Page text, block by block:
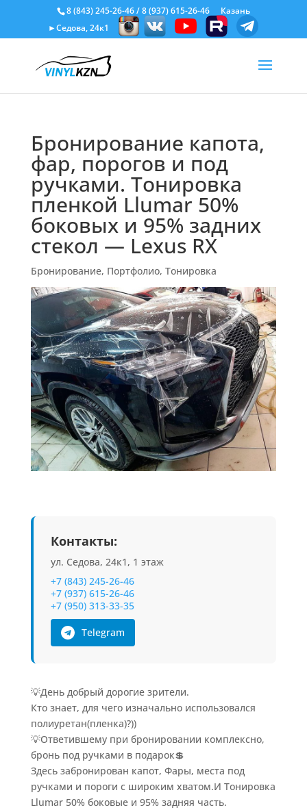
8 (843) 245-26-46/8 (937) 615-26-46
Казань
►Седова, 24к1
Бронирование капота,
фар, порогов и под
ручками. Тонировка
пленкой Llumar 50%
боковых и 95% задних
стекол — Lexus RX
Бронирование, Портфолио, Тонировка
Контакты:
ул. Седова, 24к1, 1 этаж
+7 (843) 245-26-46
+7 (937) 615-26-46
+7 (950) 313-33-35
Telegram
💡День добрый дорогие зрители.
Кто знает, для чего изначально использовался
полиуретан(пленка)?))
💡Ответившему при бронировании комплексно,
бронь под ручками в подарок💲
Здесь забронирован капот, Фары, места под
ручками и пороги с широким хватом.И Тонировка
Llumar 50% боковые и 95% задняя часть.